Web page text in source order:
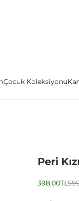
Çocuk Koleksiyonu
Peri
İndirimli
398.00TL